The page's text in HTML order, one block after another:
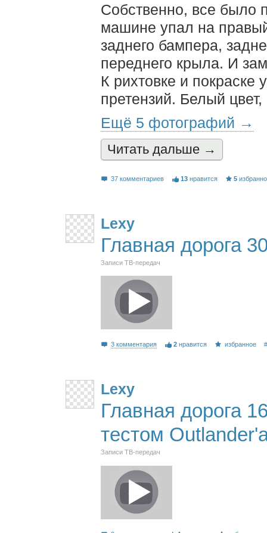
Собственно, все было
машине упал на
заднего бампера,
переднего крыла. И
К рихтовке и
претензий. Белый
Ещё 5 фотографий →
Читать дальшe →
37 комментариев 13 нравится 5
Lexy
Главная дорога
Записи ТВ-передач
3 комментария 2 нравится избранное
Lexy
Главная дорога
тестом
Записи ТВ-передач